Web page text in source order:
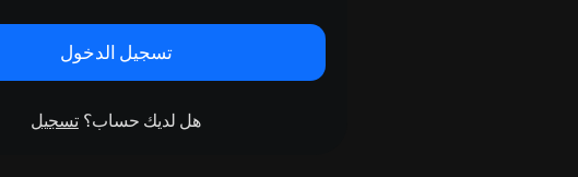
تسجيل الدخول
هل لديك حساب؟تسجيل